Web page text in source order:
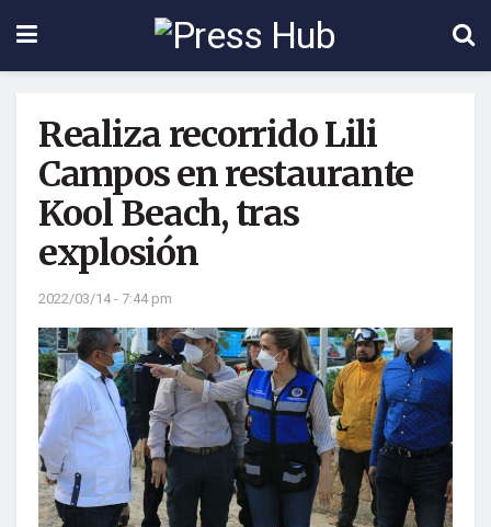
Realiza recorrido Lili
Campos en restaurante
Kool Beach, tras
explosión
2022/03/14 - 7:44 pm